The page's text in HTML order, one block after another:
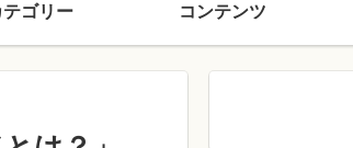
テゴリー コンテンツ